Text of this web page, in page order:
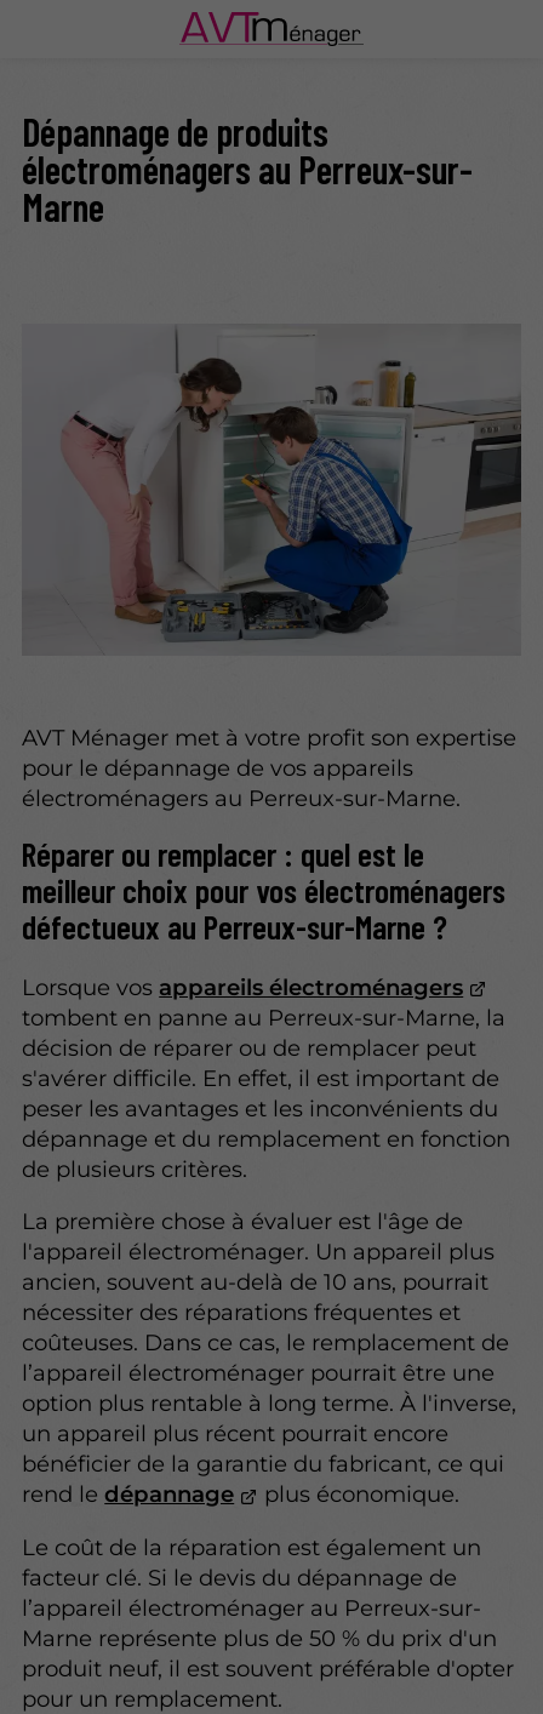
Dépannage de produits
électroménagers au Perreux-sur-
Marne
AVT Ménager met à votre profit son expertise
pour le dépannage de vos appareils
électroménagers au Perreux-sur-Marne.
Réparer ou remplacer : quel est le
meilleur choix pour vos électroménagers
défectueux au Perreux-sur-Marne ?
Lorsque vos appareils électroménagers
tombent en panne au Perreux-sur-Marne, la
décision de réparer ou de remplacer peut
s'avérer difficile. En effet, il est important de
peser les avantages et les inconvénients du
dépannage et du remplacement en fonction
de plusieurs critères.
La première chose à évaluer est l'âge de
l'appareil électroménager. Un appareil plus
ancien, souvent au-delà de 10 ans, pourrait
nécessiter des réparations fréquentes et
coûteuses. Dans ce cas, le remplacement de
l’appareil électroménager pourrait être une
option plus rentable à long terme. À l'inverse,
un appareil plus récent pourrait encore
bénéficier de la garantie du fabricant, ce qui
rend ledépannage
plus économique.
Le coût de la réparation est également un
facteur clé. Si le devis du dépannage de
l’appareil électroménager au Perreux-sur-
Marne représente plus de 50 % du prix d'un
produit neuf, il est souvent préférable d'opter
pour un remplacement.